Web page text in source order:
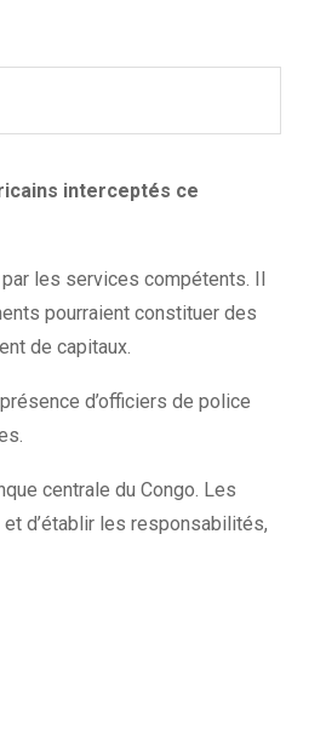
interceptés ce
les services compétents. Il
pourraient constituer des
de capitaux.
d’officiers de police
centrale du Congo. Les
et d’établir les responsabilités,